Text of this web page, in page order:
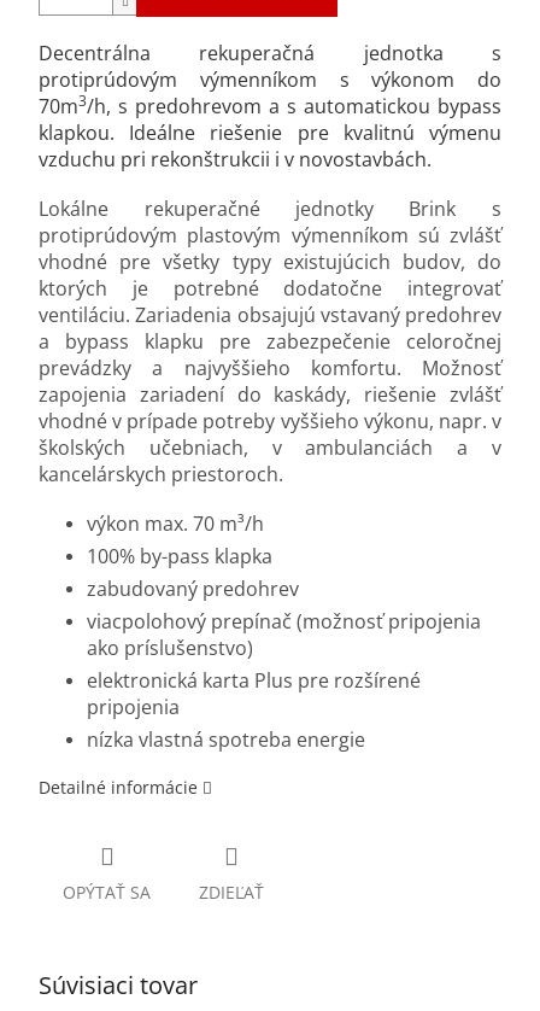
Decentrálna rekuperačná jednotka s
protiprúdovým výmenníkom s výkonom do
70m3/h, s predohrevom a s automatickou bypass
klapkou. Ideálne riešenie pre kvalitnú výmenu
vzduchu pri rekonštrukcii i v novostavbách.
Lokálne rekuperačné jednotky Brink s
protiprúdovým plastovým výmenníkom sú zvlášť
vhodné pre všetky typy existujúcich budov, do
ktorých je potrebné dodatočne integrovať
ventiláciu. Zariadenia obsajujú vstavaný predohrev
a bypass klapku pre zabezpečenie celoročnej
prevádzky a najvyššieho komfortu. Možnosť
zapojenia zariadení do kaskády, riešenie zvlášť
vhodné v prípade potreby vyššieho výkonu, napr. v
školských učebniach, v ambulanciách a v
kancelárskych priestoroch.
výkon max. 70 m³/h
100% by-pass klapka
zabudovaný predohrev
viacpolohový prepínač (možnosť pripojenia
ako príslušenstvo)
elektronická karta Plus pre rozšírené
pripojenia
nízka vlastná spotreba energie
Detailné informácie
OPÝTAŤ SA ZDIEĽAŤ
Súvisiaci tovar